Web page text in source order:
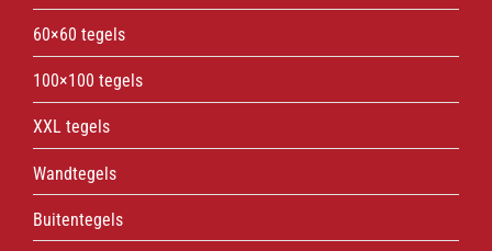
60×60 tegels
100×100 tegels
XXL tegels
Wandtegels
Buitentegels